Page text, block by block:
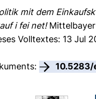
mit dem
i fei net!
Volltextes: 13 Jul
10.5283/